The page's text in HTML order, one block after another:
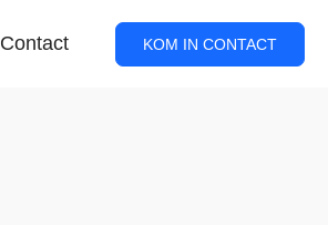
Contact KOM IN CONTACT